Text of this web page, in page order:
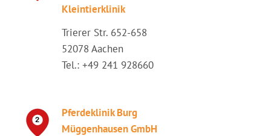
Kleintierklinik
Trierer Str. 652-658
52078 Aachen
Tel.: +49 241 928660
Pferdeklinik Burg
Müggenhausen GmbH